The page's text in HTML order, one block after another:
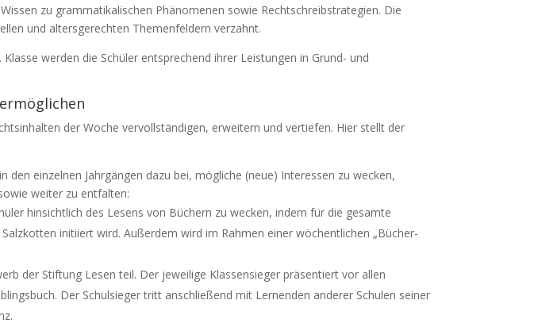
zu grammatikalischen Phänomenen sowie Rechtschreibstrategien. Die
und altersgerechten Themenfeldern verzahnt.
werden die Schüler entsprechend ihrer Leistungen in Grund- und
der Woche vervollständigen, erweitern und vertiefen. Hier stellt der
einzelnen Jahrgängen dazu bei, mögliche (neue) Interessen zu wecken,
weiter zu entfalten:
hinsichtlich des Lesens von Büchern zu wecken, indem für die gesamte
initiiert wird. Außerdem wird im Rahmen einer wöchentlichen „Bücher-
der Stiftung Lesen teil. Der jeweilige Klassensieger präsentiert vor allen
Der Schulsieger tritt anschließend mit Lernenden anderer Schulen seiner